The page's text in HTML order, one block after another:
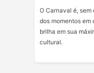
O Carnaval é, sem
dos momentos em
brilha em sua
cultural.